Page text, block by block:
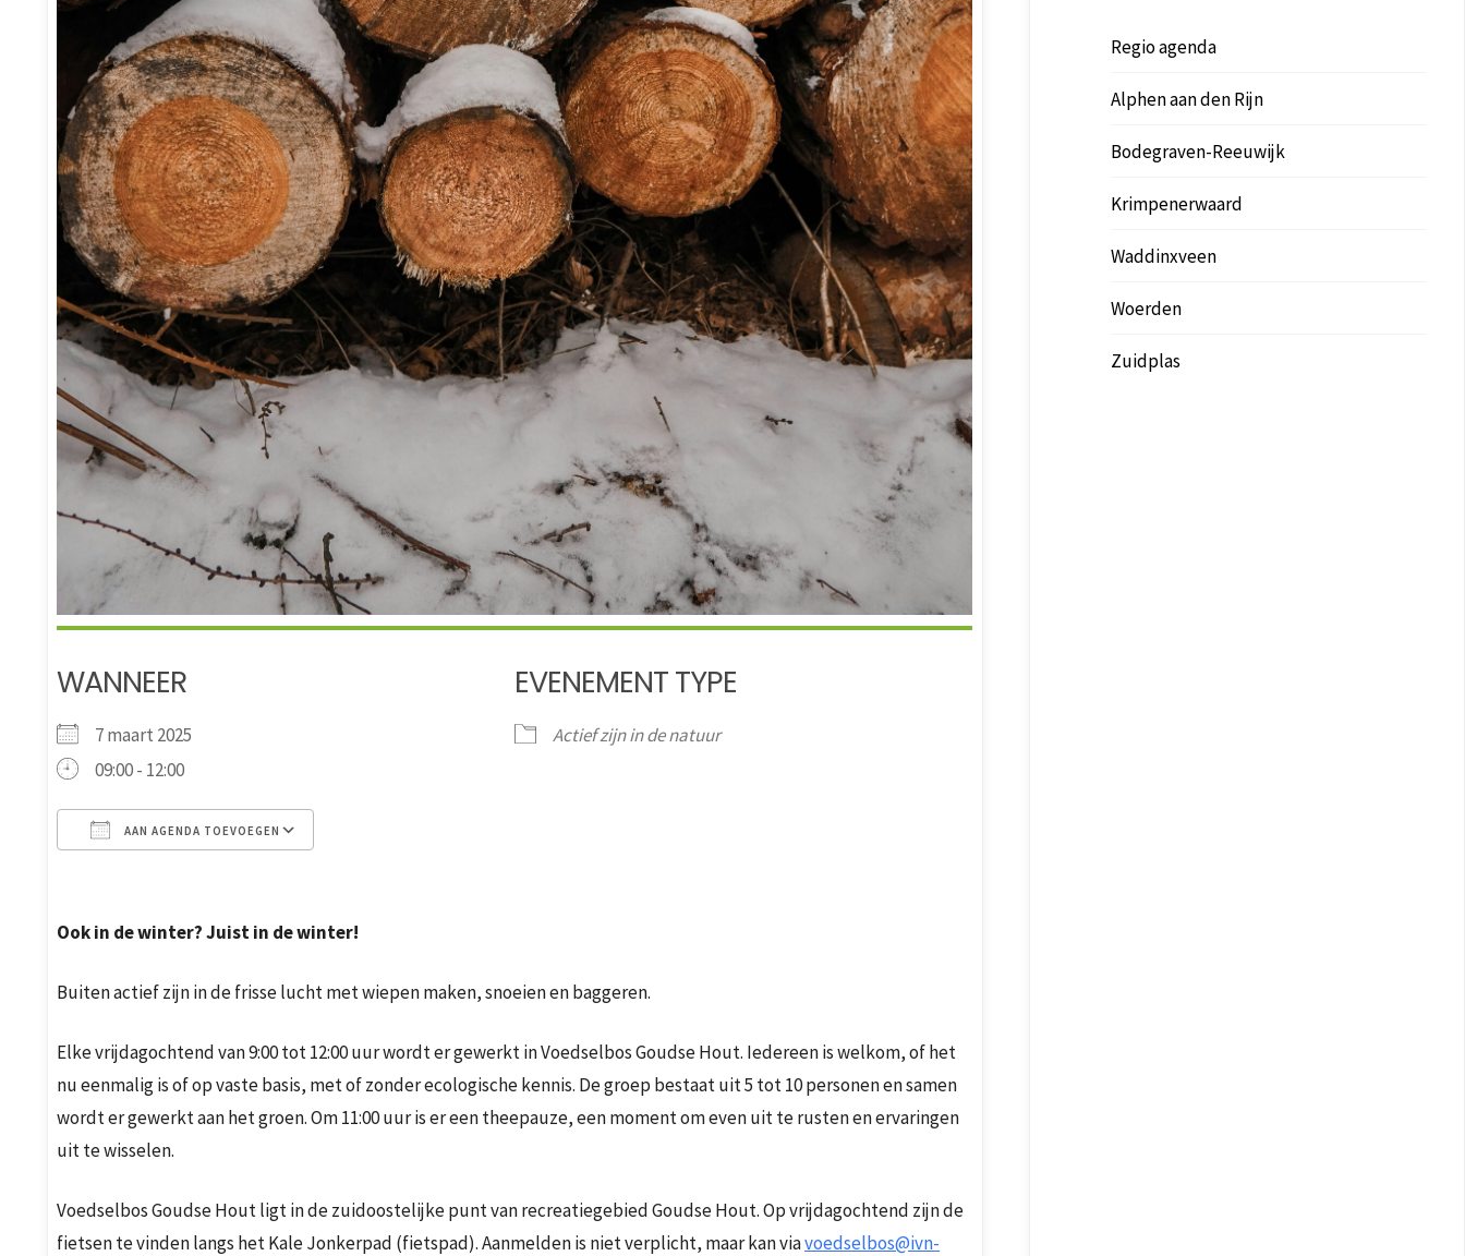
WANNEER
7 maart 2025
09:00 - 12:00
AAN AGENDA TOEVOEGEN
EVENEMENT TYPE
Actief zijn in de natuur
Ook in de winter? Juist in de winter!
Buiten actief zijn in de frisse lucht met wiepen maken, snoeien en baggeren.
Elke vrijdagochtend van 9:00 tot 12:00 uur wordt er gewerkt in Voedselbos Goudse Hout. Iedereen is welkom, of het
nu eenmalig is of op vaste basis, met of zonder ecologische kennis. De groep bestaat uit 5 tot 10 personen en samen
wordt er gewerkt aan het groen. Om 11:00 uur is er een theepauze, een moment om even uit te rusten en ervaringen
uit te wisselen.
Voedselbos Goudse Hout ligt in de zuidoostelijke punt van recreatiegebied Goudse Hout. Op vrijdagochtend zijn de
fietsen te vinden langs het Kale Jonkerpad (fietspad). Aanmelden is niet verplicht, maar kan viavoedselbos@ivn-
Regio agenda
Alphen aan den Rijn
Bodegraven-Reeuwijk
Krimpenerwaard
Waddinxveen
Woerden
Zuidplas